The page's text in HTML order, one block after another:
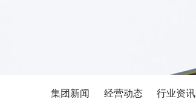
集团新闻 经营动态 行业资讯